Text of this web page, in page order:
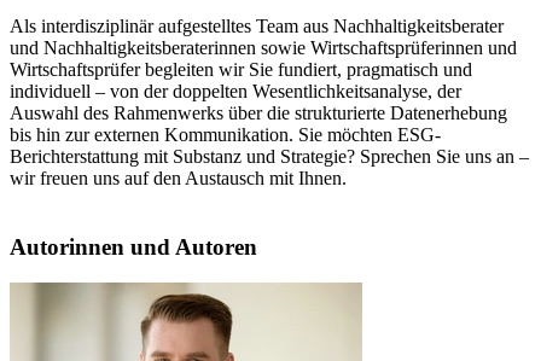
Als interdisziplinär aufgestelltes Team aus Nachhaltigkeitsberater
und Nachhaltigkeitsberaterinnen sowie Wirtschaftsprüferinnen und
Wirtschaftsprüfer begleiten wir Sie fundiert, pragmatisch und
individuell – von der doppelten Wesentlichkeitsanalyse, der
Auswahl des Rahmenwerks über die strukturierte Datenerhebung
bis hin zur externen Kommunikation. Sie möchten ESG-
Berichterstattung mit Substanz und Strategie? Sprechen Sie uns an –
wir freuen uns auf den Austausch mit Ihnen.
Autorinnen und Autoren